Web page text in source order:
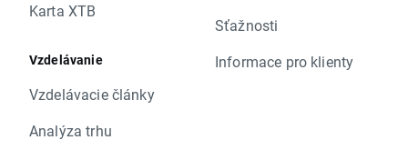
Karta XTB
Vzdelávanie
Vzdelávacie články
Analýza trhu
Sťažnosti
Informace pro klienty